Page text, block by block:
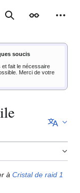
RechercherApparence
soucis
et fait le nécessaire
Merci de votre
àCristal de raid 1